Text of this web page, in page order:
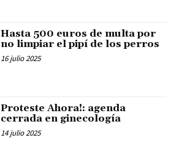
Hasta 500 euros de multa por
no limpiar el pipí de los perros
16 julio 2025
Proteste Ahora!: agenda
cerrada en ginecología
14 julio 2025